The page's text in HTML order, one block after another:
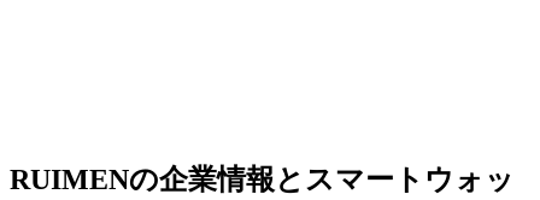
RUIMENの企業情報とスマートウォッ